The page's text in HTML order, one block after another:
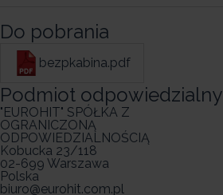
Do pobrania
bezpkabina.pdf
Podmiot odpowiedzialny
"EUROHIT" SPÓŁKA Z
OGRANICZONĄ
ODPOWIEDZIALNOŚCIĄ
Kobucka 23/118
02-699 Warszawa
Polska
biuro@eurohit.com.pl